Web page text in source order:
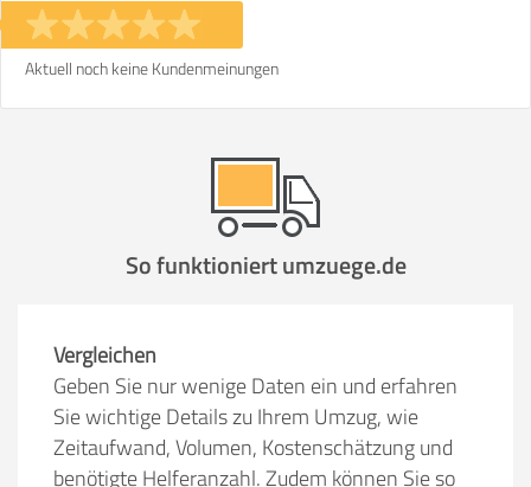
KOSTENSCHÄTZUNG:
ICH MÖCHTE ANGEBOTE ANFORDERN
SO ERRECHNET SICH DIE KOSTENSCHÄTZUNG
Aktuell noch keine Kundenmeinungen
So funktioniert umzuege.de
Vergleichen
Geben Sie nur wenige Daten ein und erfahren
Sie wichtige Details zu Ihrem Umzug, wie
Zeitaufwand, Volumen, Kostenschätzung und
benötigte Helferanzahl. Zudem können Sie so